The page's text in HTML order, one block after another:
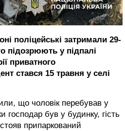
поліцейські затримали 29-
підозрюють у підпалі
приватного
стався 15 травня у селі
що чоловік перебував у
господар був у будинку, гість
припаркований